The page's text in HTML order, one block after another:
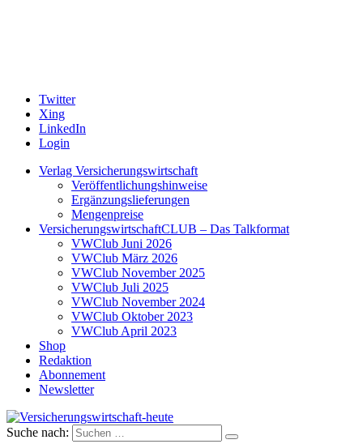
Twitter
Xing
LinkedIn
Login
Verlag Versicherungswirtschaft
Veröffentlichungshinweise
Ergänzungslieferungen
Mengenpreise
VersicherungswirtschaftCLUB – Das Talkformat
VWClub Juni 2026
VWClub März 2026
VWClub November 2025
VWClub Juli 2025
VWClub November 2024
VWClub Oktober 2023
VWClub April 2023
Shop
Redaktion
Abonnement
Newsletter
Suche nach: